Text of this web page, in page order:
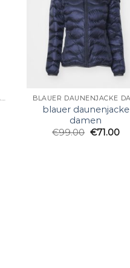
BLAUER DAUNENJACKE DAMEN
blauer daunenjacke
damen
€99.00 €71.00